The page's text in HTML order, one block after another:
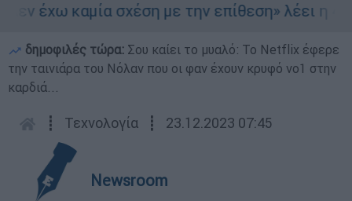
έχω καμία σχέση με την επίθεση» λέει η
δημοφιλές τώρα: Σου καίει το μυαλό: Το Netflix έφερε
την ταινιάρα του Νόλαν που οι φαν έχουν κρυφό νο1 στην
καρδιά...
┋ Τεχνολογία ┋ 23.12.2023 07:45
Newsroom